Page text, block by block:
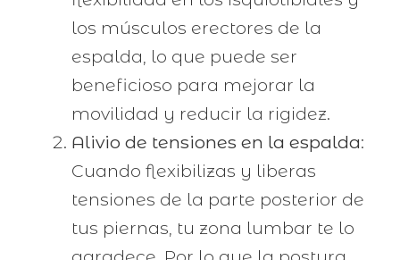
los músculos erectores de la
espalda, lo que puede ser
beneficioso para mejorar la
movilidad y reducir la rigidez.
Alivio de tensiones en la espalda:
Cuando flexibilizas y liberas
tensiones de la parte posterior de
tus piernas, tu zona lumbar te lo